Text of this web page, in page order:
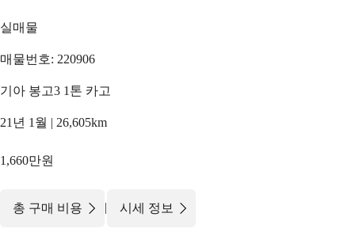
실매물
매물번호: 220906
기아 봉고3 1톤 카고
21년 1월 | 26,605km
1,660만원
총 구매 비용 | 시세 정보